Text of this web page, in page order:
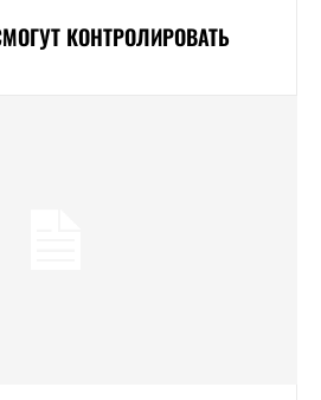
КОНТРОЛИРОВАТЬ